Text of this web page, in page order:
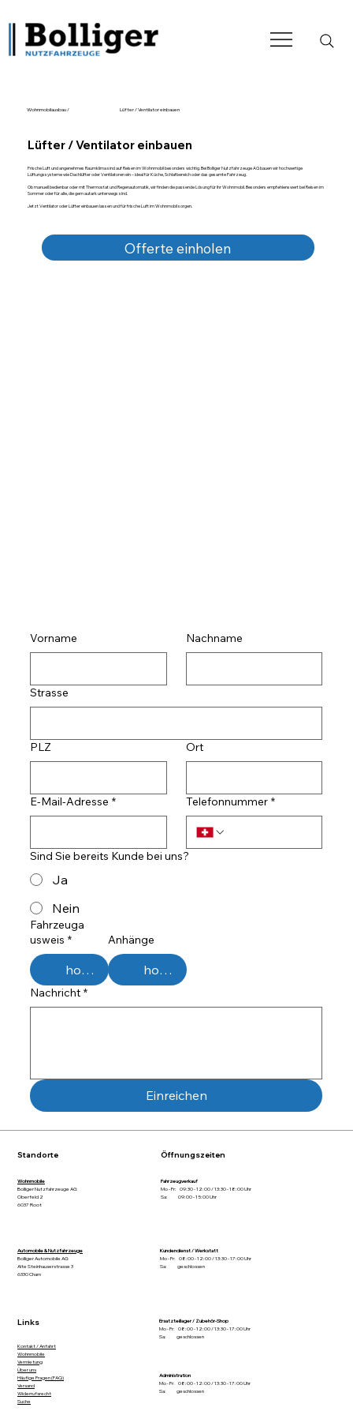
Wohnmobilausbau / Lüfter / Ventilator einbauen
Lüfter / Ventilator einbauen
Frische Luft und angenehmes Raumklima sind auf Reisen im Wohnmobil besonders wichtig. Bei Bolliger Nutzfahrzeuge AG bauen wir hochwertige
Lüftungssysteme wie Dachlüfter oder Ventilatoren ein – ideal für Küche, Schlafbereich oder das gesamte Fahrzeug.
Ob manuell bedienbar oder mit Thermostat und Regenautomatik, wir finden die passende Lösung für Ihr Wohnmobil. Besonders empfehlenswert bei Reisen im
Sommer oder für alle, die gern autark unterwegs sind.
Jetzt Ventilator oder Lüfter einbauen lassen und für frische Luft im Wohnmobil sorgen.
Offerte einholen
Vorname Nachname
Strasse
PLZ Ort
E-Mail-Adresse * Telefonnummer *
Sind Sie bereits Kunde bei uns?
Ja
Nein
Fahrzeuga
usweis *
hochladen
Anhänge
hochladen
Nachricht *
Einreichen
Standorte Öffnungszeiten
Links
Wohnmobile
Bolliger Nutzfahrzeuge AG
Oberfeld 2
6037 Root
Fahrzeugverkauf
Mo - Fr: 09:30 - 12:00 / 13:30 - 18:00 Uhr
Sa: 09:00 - 15:00 Uhr
Ersatzteillager / Zubehör-Shop
Mo - Fr: 08:00 - 12:00 / 13:30 - 17:00 Uhr
Sa: geschlossen
Kontakt / Anfahrt
Wohnmobile
Vermietung
Über uns
Häufige Fragen (FAQ)
Versand
Widerrufsrecht
Suche
Automobile & Nutzfahrzeuge
Bolliger Automobile AG
Alte Steinhauserstrasse 3
6330 Cham
Kundendienst / Werkstatt
Mo - Fr: 08:00 - 12:00 / 13:30 - 17:00 Uhr
Sa: geschlossen
Administration
Mo - Fr: 08:00 - 12:00 / 13:30 - 17:00 Uhr
Sa: geschlossen